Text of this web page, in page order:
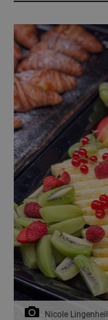
Nicole Lingenheil